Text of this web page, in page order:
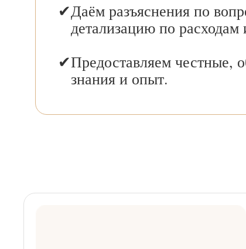
Даём разъяснения по
детализацию по расходам
Предоставляем честные,
знания и опыт.